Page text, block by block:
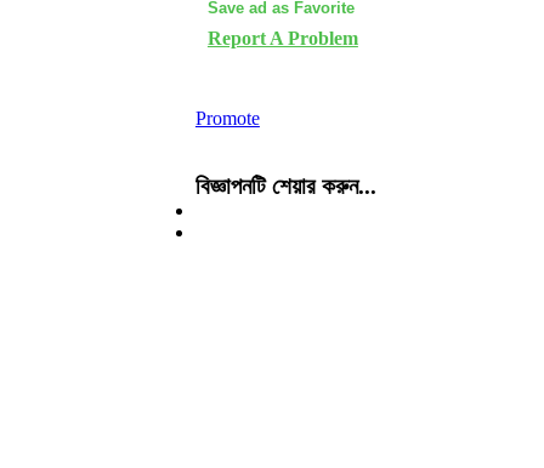
Report A Problem
Promote
বিজ্ঞাপনটি শেয়ার করুন...